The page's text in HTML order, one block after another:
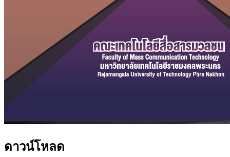
ดาวน์โหลด